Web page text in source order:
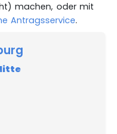
machen, oder mit
Antragsservice.